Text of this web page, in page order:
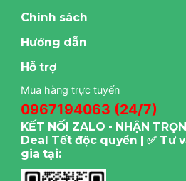
Chính sách
Hướng dẫn
Hỗ trợ
Mua hàng trực tuyến
0967194063 (24/7)
KẾT NỐI ZALO - NHẬN
Deal Tết độc quyền | ✅ Tư
gia tại: